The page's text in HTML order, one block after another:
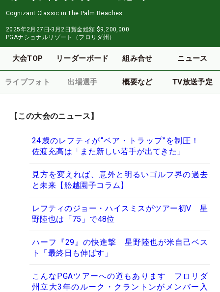
Cognizant Classic in The Palm Beaches
2025年2月27日-3月2日賞金総額 $9,200,000
PGAナショナルリゾート（フロリダ州）
大会TOP リーダーボード 組み合せ ニュース
ライブフォト 出場選手 概要など TV放送予定
【この大会のニュース】
24歳のレフティが“ベア・トラップ”を制圧！
佐渡充高は「また新しい若手が出てきた」
見方を変えれば、意外と明るいゴルフ界の過去
と未来【舩越園子コラム】
レフティのジョー・ハイスミスがツアー初V 星
野陸也は「75」で48位
ハーフ『29』の快進撃 星野陸也が米自己ベス
ト「最終日も伸ばす」
こんなPGAツアーへの道もあります フロリダ
州立大3年のルーク・クラントンがメンバー入